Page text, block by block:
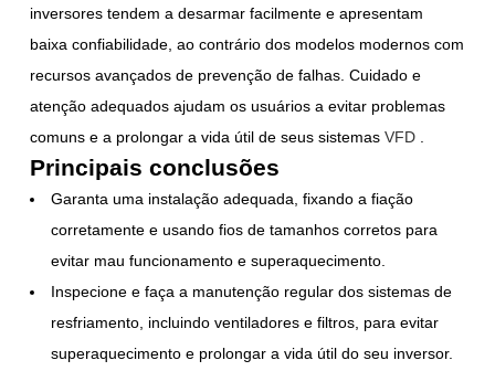
inversores tendem a desarmar facilmente e apresentam
baixa confiabilidade, ao contrário dos modelos modernos com
recursos avançados de prevenção de falhas. Cuidado e
atenção adequados ajudam os usuários a evitar problemas
comuns e a prolongar a vida útil de seus sistemasVFD
Principais conclusões
Garanta uma instalação adequada, fixando a fiação
corretamente e usando fios de tamanhos corretos para
evitar mau funcionamento e superaquecimento.
Inspecione e faça a manutenção regular dos sistemas de
resfriamento, incluindo ventiladores e filtros, para evitar
superaquecimento e prolongar a vida útil do seu inversor.